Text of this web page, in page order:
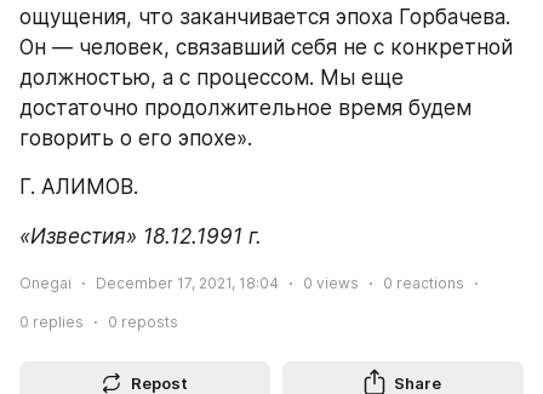
ощущения, что заканчивается эпоха Горбачева.
Он — человек, связавший себя не с конкретной
должностью, а с процессом. Мы еще
достаточно продолжительное время будем
говорить о его эпохе».
Г. АЛИМОВ.
«Известия» 18.12.1991 г.
Onegai December 17, 2021, 18:04 0 views 0 reactions
0 replies 0 reposts
Repost Share